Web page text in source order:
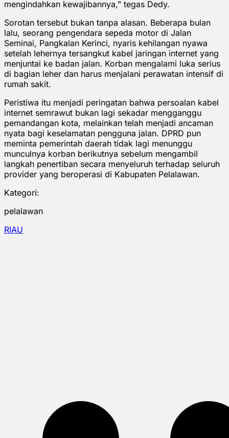
mengindahkan kewajibannya," tegas Dedy.
Sorotan tersebut bukan tanpa alasan. Beberapa bulan
lalu, seorang pengendara sepeda motor di Jalan
Seminai, Pangkalan Kerinci, nyaris kehilangan nyawa
setelah lehernya tersangkut kabel jaringan internet yang
menjuntai ke badan jalan. Korban mengalami luka serius
di bagian leher dan harus menjalani perawatan intensif di
rumah sakit.
Peristiwa itu menjadi peringatan bahwa persoalan kabel
internet semrawut bukan lagi sekadar mengganggu
pemandangan kota, melainkan telah menjadi ancaman
nyata bagi keselamatan pengguna jalan. DPRD pun
meminta pemerintah daerah tidak lagi menunggu
munculnya korban berikutnya sebelum mengambil
langkah penertiban secara menyeluruh terhadap seluruh
provider yang beroperasi di Kabupaten Pelalawan.
Kategori:
pelalawan
RIAU